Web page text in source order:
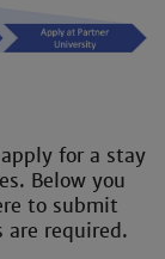
for a stay
Below you
to submit
are required.